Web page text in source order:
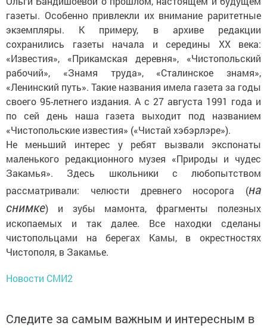
газеты. Особенно привлекли их внимание раритетные
экземпляры. К примеру, в архиве редакции
сохранились газеты начала и середины ХХ века:
«Известия», «Прикамская деревня», «Чистопольский
рабочий», «Знамя труда», «Сталинское знамя»,
«Ленинский путь». Такие названия имела газета за годы
своего 95-летнего издания. А с 27 августа 1991 года и
по сей день наша газета выходит под названием
«Чистопольские известия» («Чистай хэбэрлэре»).
Не меньший интерес у ребят вызвали экспонаты
маленького редакционного музея «Природы и чудес
Закамья». Здесь школьники с любопытством
рассматривали: челюсти древнего носорога (на
снимке) и зубы мамонта, фрагменты полезных
ископаемых и так далее. Все находки сделаны
чистопольцами на берегах Камы, в окрестностях
Чистополя, в Закамье.
Новости СМИ2
Следите за самым важным и интересным в